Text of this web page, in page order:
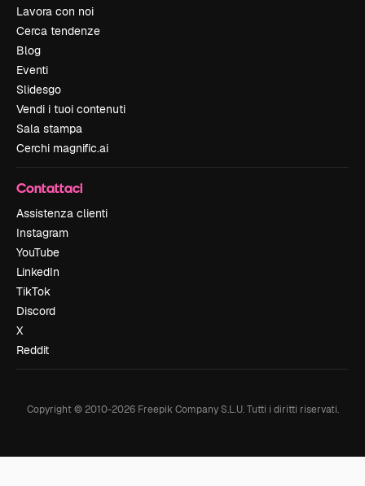
Lavora con noi
Cerca tendenze
Blog
Eventi
Slidesgo
Vendi i tuoi contenuti
Sala stampa
Cerchi magnific.ai
Contattaci
Assistenza clienti
Instagram
YouTube
LinkedIn
TikTok
Discord
X
Reddit
Copyright © 2010-2026Freepik Company S.L.U. Tutti i diritti riservati.